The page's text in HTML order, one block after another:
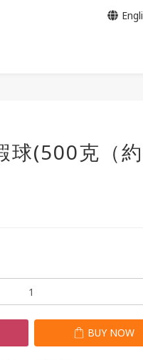
球(500克（
BUY NOW